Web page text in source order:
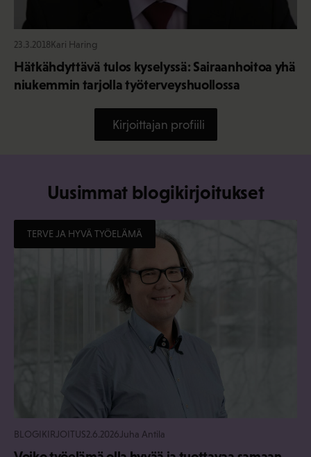
23.3.2018Kari Haring
Hätkähdyttävä tulos kyselyssä: Sairaanhoitoa yhä
niukemmin tarjolla työterveyshuollossa
Kirjoittajan profiili
Uusimmat blogikirjoitukset
TERVE JA HYVÄ TYÖELÄMÄ
BLOGIKIRJOITUS2.6.2026 Juha Antila